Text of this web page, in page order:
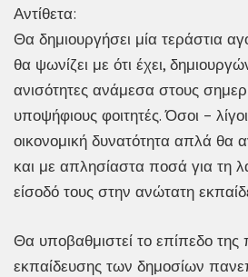
Αντίθετα:
Θα δημιουργήσει μία τεράστια
θα ψωνίζει με ότι έχει,
ανισότητες ανάμεσα στους
υποψήφιους φοιτητές. Όσοι –
οικονομική δυνατότητα απλά θα
και με απλησίαστα ποσά για τη
είσοδό τους στην ανώτατη
Θα υποβαθμιστεί το επίπεδο της
εκπαίδευσης των δημοσίων